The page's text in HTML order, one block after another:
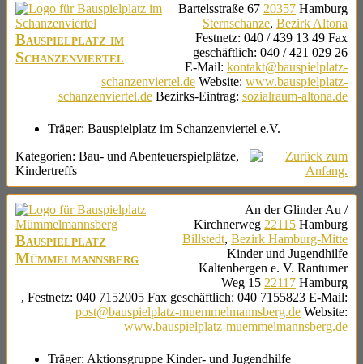
Bauspielplatz im
Schanzenviertel
Bartelsstraße 67 20357 Hamburg
Sternschanze, Bezirk Altona
Festnetz: 040 / 439 13 49 Fax
geschäftlich: 040 / 421 029 26
E-Mail: kontakt@bauspielplatz-
schanzenviertel.de Website: www.bauspielplatz-
schanzenviertel.de Bezirks-Eintrag: sozialraum-altona.de
Träger: Bauspielplatz im Schanzenviertel e.V.
Kategorien: Bau- und Abenteuerspielplätze,
Kindertreffs
Bauspielplatz
Mümmelmannsberg
An der Glinder Au /
Kirchnerweg 22115 Hamburg
Billstedt, Bezirk Hamburg-Mitte
Kinder und Jugendhilfe
Kaltenbergen e. V. Rantumer
Weg 15 22117 Hamburg
, Festnetz: 040 7152005 Fax geschäftlich: 040 7155823 E-Mail:
post@bauspielplatz-muemmelmannsberg.de Website:
www.bauspielplatz-muemmelmannsberg.de
Träger: Aktionsgruppe Kinder- und Jugendhilfe